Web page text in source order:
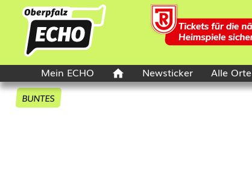
Mein ECHO Newsticker Alle Orte
BUNTES